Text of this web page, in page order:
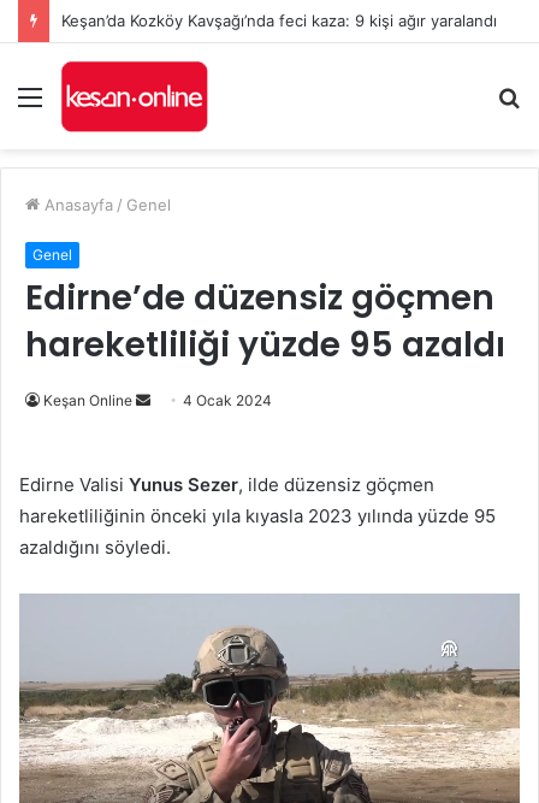
Keşan’da Kozköy Kavşağı’nda feci kaza: 9 kişi ağır yaralandı
Menü
...
Anasayfa / Genel
Genel
Edirne’de düzensiz göçmen
hareketliliği yüzde 95 azaldı
Keşan Online
Bir
göndermek
4 Ocak 2024
Edirne Valisi Yunus Sezer, ilde düzensiz göçmen
hareketliliğinin önceki yıla kıyasla 2023 yılında yüzde 95
azaldığını söyledi.